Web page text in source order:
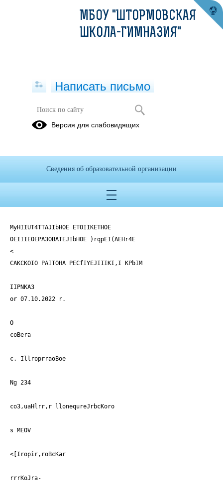
Приказ о создании Попечительского
Опубликовано на сайте
MyHIIUT4TTAJIbHOE ETOIIKETHOE
OEIIIEOEPA3OBATEJIbHOE )rqpEI(AEHr4E
<
CAKCKOIO PAITOHA PECfIYEJIIIKI,I KPbIM
IIPNKA3
or 07.10.2022 r.
O
coBera
c. IllroprraoBoe
Ng 234
co3,uaHlrr,r llonequreJrbcKoro
s MEOV
<[Iropir,roBcKar
rrrKoJra-
МБОУ "ШТОРМОВСКАЯ
ШКОЛА-ГИМНАЗИЯ"
Написать письмо
Версия для слабовидящих
Сведения об образовательной организации